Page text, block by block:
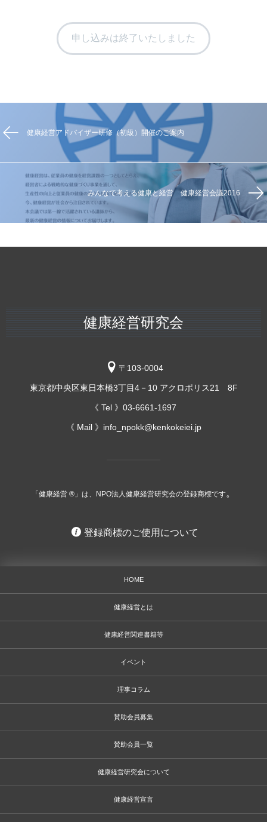
申し込みは終了いたしました
健康経営アドバイザー研修（初級）開催のご案内
みんなで考える健康と経営 健康経営会議2016
健康経営研究会
〒103-0004
東京都中央区東日本橋3丁目4－10 アクロポリス21 8F
《 Tel 》03-6661-1697
《 Mail 》info_npokk@kenkokeiei.jp
「健康経営 ®」は、NPO法人健康経営研究会の登録商標です。
登録商標のご使用について
HOME
健康経営とは
健康経営関連書籍等
イベント
理事コラム
賛助会員募集
賛助会員一覧
健康経営研究会について
健康経営宣言